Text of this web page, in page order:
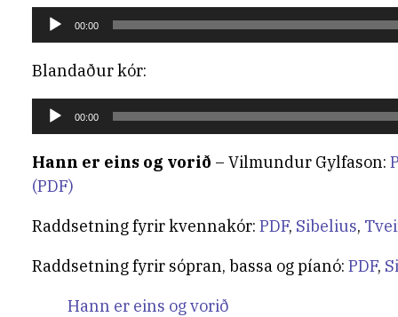
Tónlistarspilari
00:00
Blandaður kór:
Tónlistarspilari
00:00
Hann er eins og vorið – Vilmundur Gylfason:
(PDF)
Raddsetning fyrirkvennakór: PDF, Sibelius,
Raddsetning fyrir sópran, bassa og píanó: PDF,
Hann er eins og vorið